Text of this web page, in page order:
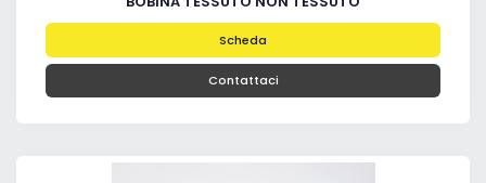
Scheda
Contattaci